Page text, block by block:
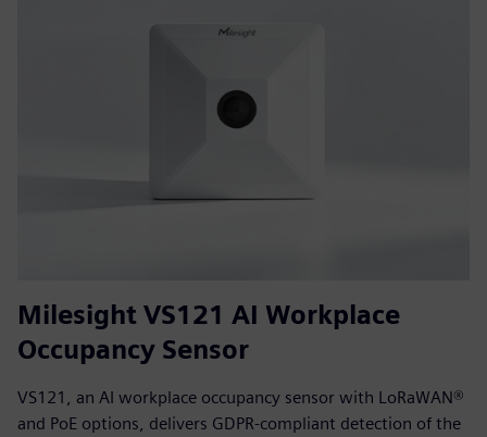
Milesight VS121 AI Workplace
Occupancy Sensor
VS121, an AI workplace occupancy sensor with LoRaWAN®
and PoE options, delivers GDPR-compliant detection of the